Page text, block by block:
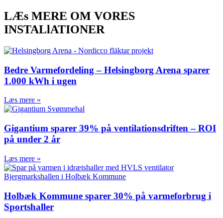
LÆs MERE OM VORES
INSTALlATIONER
Bedre Varmefordeling – Helsingborg Arena sparer
1.000 kWh i ugen
Læs mere »
Gigantium sparer 39% på ventilationsdriften – ROI
på under 2 år
Læs mere »
Holbæk Kommune sparer 30% på varmeforbrug i
Sportshaller